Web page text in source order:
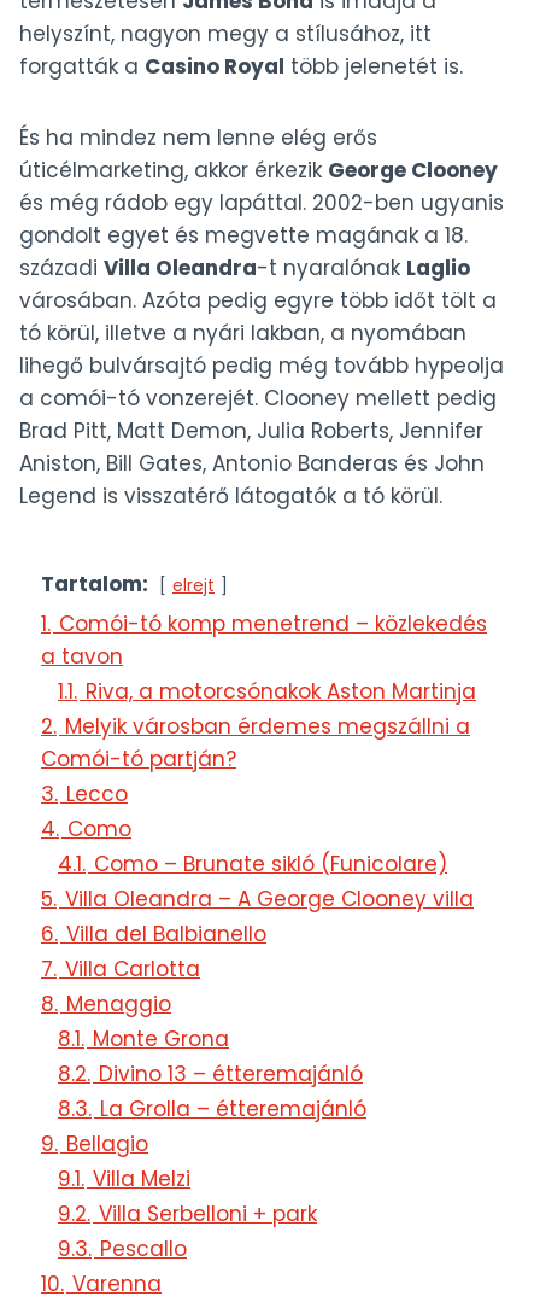
helyszínt, nagyon megy a stílusához, itt
forgatták a Casino Royal több jelenetét is.
És ha mindez nem lenne elég erős
úticélmarketing, akkor érkezik George Clooney
és még rádob egy lapáttal. 2002-ben ugyanis
gondolt egyet és megvette magának a 18.
századi Villa Oleandra-t nyaralónak Laglio
városában. Azóta pedig egyre több időt tölt a
tó körül, illetve a nyári lakban, a nyomában
lihegő bulvársajtó pedig még tovább hypeolja
a comói-tó vonzerejét. Clooney mellett pedig
Brad Pitt, Matt Demon, Julia Roberts, Jennifer
Aniston, Bill Gates, Antonio Banderas és John
Legend is visszatérő látogatók a tó körül.
Tartalom: elrejt
1. Comói-tó komp menetrend – közlekedés
a tavon
1.1. Riva, a motorcsónakok Aston Martinja
2. Melyik városban érdemes megszállni a
Comói-tó partján?
3. Lecco
4. Como
4.1. Como – Brunate sikló (Funicolare)
5. Villa Oleandra – A George Clooney villa
6. Villa del Balbianello
7. Villa Carlotta
8. Menaggio
8.1. Monte Grona
8.2. Divino 13 – étteremajánló
8.3. La Grolla – étteremajánló
9. Bellagio
9.1. Villa Melzi
9.2. Villa Serbelloni + park
9.3. Pescallo
10. Varenna